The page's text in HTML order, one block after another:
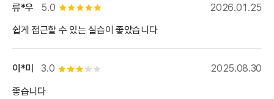
5.0 별점 5개
류*우
2026.01.25
쉽게 접근할 수 있는 실습이 좋았습니다
3.0 별점 3개
이*미
2025.08.30
좋습니다